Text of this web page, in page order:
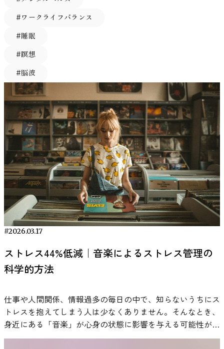
スの主観的評価が変化する可能性があることが報告されてい
ます。 音楽は感情や記憶と深く結びついた刺激であり、特
定の楽曲が過去の経験や感情と関連して想起されることがあ
ります。このため、同じ音楽でも人によって心理的反応が異
なることが知られています。 実験研究では、参加者が自分
で選んだ音楽を聴いた場合に、感情状態やリラックス感に変
化が見られることが報告されています。こうした結果から、
音楽の心理的効果は楽曲の構造だけでなく、個人の好みや経
験とも関係していると考えられています。 音楽と記憶の関
係に着目した商品「うたメモリー」については、こちらをご
覧ください。 https://uta-memory.com/ 音楽でストレスを
軽減するための日常的な活用方法 音楽が心理状態や生理反
応に影響を与える可能性については、多くの研究が行われて
いますが、その効果は実験室の環境だけでなく、日常生活の
中での聴き方にも関係すると考えられています。実際、音楽
心理学の研究では、人がどのような状況で音楽を利用するか
が感情調整やストレスの感じ方に関連する可能性が報告され
ています。 たとえば、人は気分を落ち着かせるときや集中
したいときなど、目的に応じて音楽を使い分ける傾向がある
（emotion regulation）」の一つの方法として研究されてお
り、日常生活の中で自然に行われている行動の一つです。
中で音楽を取り入れる具体的な場面を紹介します。 参考：
Lonsdale, A. J., & North, A. C. (2011). Why do we listen to
music? A uses and gratifications analysis. British Journal of
Psychology, 102(1), 108–134.
https://pubmed.ncbi.nlm.nih.gov/21241288/ 通勤・通学中に
効果を高めるための実践的な使い方 音環境の研究では、作
業用BGMの音の種類だけでなく、音量や聞こえ方、周囲の
環境音との関係なども作業体験に関わる要素とされていま
す。つまり、同じ音楽でも聞き方や環境によって、集中しや
すさは変わる可能性があります。 ここでは、作業用BGMを
日常の作業環境で活用する際に意識されることが多いポイン
トを整理します。 イヤホンとスピーカーでは音の感じ方が
変わる 同じ音楽であっても、イヤホンで聞く場合とスピー
カーで聞く場合では、音の聞こえ方や作業への影響が変わる
可能性があります。 イヤホンは耳元で直接音を再生するた
め、外部の音を遮断しやすいという特徴があります。周囲の
雑音が多い環境では、こうした遮音効果によって音環境を一
定に保ちやすくなる場合があります。 一方で、スピーカー
で音を流す場合は、音が空間全体に広がるため、環境音の一
部として感じられることがあります。このような聞こえ方
は、音楽を強く意識せずに作業を続けたい場合に適している
と感じる人もいます。 どちらが良いかは作業環境や好みに
よって異なりますが、周囲の騒音状況や作業内容に応じて聞
き方を調整することが、作業用BGMを活用する上では重要
る場合がある 作業用BGMは、一度聞くだけで効果が決まる
ものではなく、習慣として使われることが多い音環境です。
やすくなると感じるのは、環境と行動が関連づけられるため
と説明されることがあります。 音環境も同様に、特定の音
を聞くと作業モードに入りやすくなると感じる人がいます。
これは、音そのものの効果というよりも、「その音を聞くと
づく可能性があります。 音楽は、リズムやテンポという持
続的な刺激を与えます。その刺激が覚醒水準を安定させる方
向に働く場合、結果として作業パフォーマンスが改善するこ
とがあり得ます。ただし、Husain et al. (2002)の研究では、
その刺激が強すぎる場合は逆効果になることも報告されてい
ます。 ADHDの集中を助けやすい音の特徴 音が集中に影響
する可能性があるとしても、すべての音が同じように作用す
るわけではありません。研究では、音の「種類」によって課
題成績への影響が異なることが示されています。ここでは、
実験で検討されてきた代表的なポイントを整理します。 歌
詞付き音楽は集中を妨げるのか 音楽の中でも、とくに違い
が出やすいのが歌詞の有無です。 Salamé &
Baddeley（1989）は、短期記憶課題を用いた実験で、歌詞の
ある音楽が成績に干渉することを報告しました。参加者は無
音条件よりも、歌詞付き音楽条件で記憶成績が低下しまし
た。 この影響は、歌詞が言語情報として処理されるため、
同時に行う言語課題と干渉するためだと考えられています。
つまり、文章を読む、単語を覚えるといった作業では、歌詞
が注意資源を奪う可能性があります。 一方で、歌詞のない
音楽では同程度の干渉が見られない場合も報告されていま
す。言語処理を含む作業では、インストゥルメンタルのほう
が影響が少ないと考えられています。 音の規則性は作業成
無」だけで決まるわけではありません。音がどれだけ規則的
か、どれだけ予測しやすい構造を持っているかも重要な要素
とされています。 認知心理学では、予測しにくい不規則な
音は注意を引きやすく、作業中の認知資源を奪う可能性があ
す。過度な刺激は覚醒反応を引き起こす可能性があるため、
一定の安定した音環境を保つことが重要とされています。
ンポ」「穏やかな音の変化」といった、睡眠に適した音楽条
件とも一致しています。ニューロミュージックの視点を取り
入れることで、単なる“癒しの音楽”ではなく、脳の状態変化
を前提とした音環境づくりが実現されている点が、SLEEP状
態の特徴といえるでしょう。 他の音楽アプリとの違い 一般
的な音楽アプリは、楽曲配信が主な目的であり、ユーザーが
自分でプレイリストを選択する形式が中心です。一方でVIE
Tunesは、「どんな状態で聴くか」に焦点を当てた設計思想
を持っている点が特徴です。 SLEEP状態では、「就寝前」
というシーンを前提にしたモード設計がされており、単に楽
曲を流すのではなく、睡眠前のリラックスタイムを想定した
使い方が提案されています。 さらに、VIE TunesにはSLEEP
以外にも、チル（CHILL）やリラックス（RELAX）、フォー
カス（FOCUS）など、目的やコンディションに応じた複数
の状態モードが用意されています。つまり、時間帯や作業内
います。
VIE Tunes 無料体験はこちら 体験談｜VIE Tunes
で変わった、わが家の睡眠習慣 実際にVIE Tunesを睡眠導入
学児のお子さんを育てる30代の保護者の方の体験です。 導
入前の悩み｜寝つきの悪さと子どもの“スイッチ問題” きっ
かけは、「子どもがなかなか寝るモードに入らない」という
日々の悩みでした。布団に入ってもおしゃべりが続き、気持
有無などに大きく左右されます。 ここでは、集中に効果的
ク音楽 クラシック音楽は、構造が論理的かつ予測しやすい
ため、脳の前頭前野を刺激しながらも、ストレスを抑える働
は、テンポが安定しており、脳の作業興奮を抑えつつ集中状
態を持続させるのに適しています。 「モーツァルト効果」
と呼ばれる仮説もあり、一部研究ではモーツァルトの楽曲を
聴いた後に空間認識能力が一時的に向上したという報告もあ
ります（Rauscher et al., 1993）。 ローファイ・ヒップホップ
ローファイ（Lo-fi）ヒップホップは、低音質でざらついた
音質とミニマルなビートが特徴です。歌詞がなく、ループ性
の高いビートが一定のテンポで流れ続けるため、脳がリズム
に同調しやすく、集中しやすい環境をつくりやすいとされて
います。 とくに勉強やプログラミングなど、長時間の思考
作業を伴う場面で「作業用BGM」として広く活用されてい
ます。 自然音・アンビエント 水のせせらぎ、雨音、風の音
などの自然音や、環境に溶け込むようなアンビエントミュー
ジックは、外部ノイズをやわらかく遮断する効果がありま
す。 自然音は脳の扁桃体の活動を抑え、不安やストレスを
軽減させることがわかっています（Gould van Praag et al.,
2017）。
こちらの記事もおすすめ
楽のメリット 集中を妨げる最大の要因のひとつが、「言語
処理」です。歌詞のある音楽は、脳の言語野を刺激し、読解
や思考を阻害する可能性があります。 一方でボーカルのな
い音楽は、聴覚的負荷が低く、タスクへの注意を保ちやすい
やすいタイプ。表立って傲慢には振る舞いませんが、内心で
は特別な存在でありたい願望と、他者から評価されない不安
上述のうち前者4つは顕在的ナルシシズム（grandiose
narcissism）とも総称され、自己評価が過剰に高い点では共
通しています。しかし、その中でも「エージェンティック
vs コミュナル」「称賛追求 vs 競争志向」といったサブタイ
プに分かれ、それぞれ性格的な特徴が異なります。 一方、
脆弱型ナルシシズムは表面的な自信のなさや不安感を特徴と
し、顕在型とは様相が異なります。このようにナルシシズム
には多面的な顔があるため、研究チームは「その多面性が脳
活動に現れるのではないか」と考えました。 脳波から見え
る、あなたのパーソナリティ では実際にどのように「脳波
で性格を読む」のか、その方法を見てみましょう。研究では
健康な若年成人162名を対象に、まず上述の5タイプそれぞれ
について自己報告式の質問尺度を実施しました。次に被験者
には安静状態で脳波（EEG）の計測を行います。 安静時の
脳波は、何も課題をしていないリラックスした状態（目を開
イントは、この脳波計測中、被験者は特に「自分をよく見せ
よう」とか「考え事をしよう」と努めているわけではないと
えるでしょう。 集められた脳波データは周波数ごとの脳波
パワースペクトルに変換されました。脳波にはΔ波（1～
4Hz）、θ波（4～8Hz）、α波（8～12Hz）、β波（12～
30Hz）、γ波（30～40Hz）といった周波数帯があります。各
#ワークライフバランス
#睡眠
#瞑想
#脳波
RECENT ARTICLE
#2026.03.17
ストレス44%低減｜音楽によるストレス管理の
科学的方法
仕事や人間関係、情報過多の毎日の中で、知らないうちにス
トレスを抱えてしまう人は少なくありません。そんなとき、
身近にある「音楽」が心身の状態に影響を与える可能性があ
ることが、近年の研究で報告されています。 音楽は特別な